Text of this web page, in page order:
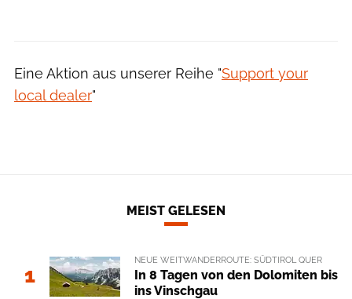
Eine Aktion aus unserer Reihe "Support your
local dealer"
MEIST GELESEN
1
NEUE WEITWANDERROUTE: SÜDTIROL QUER
In 8 Tagen von den Dolomiten bis
ins Vinschgau